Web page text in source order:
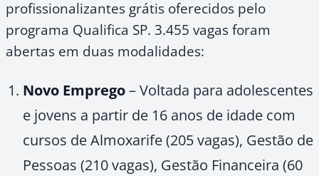
profissionalizantes grátis oferecidos pelo
programa Qualifica SP. 3.455 vagas foram
abertas em duas modalidades:
Novo Emprego– Voltada para adolescentes
e jovens a partir de 16 anos de idade com
cursos de Almoxarife (205 vagas), Gestão de
Pessoas (210 vagas), Gestão Financeira (60